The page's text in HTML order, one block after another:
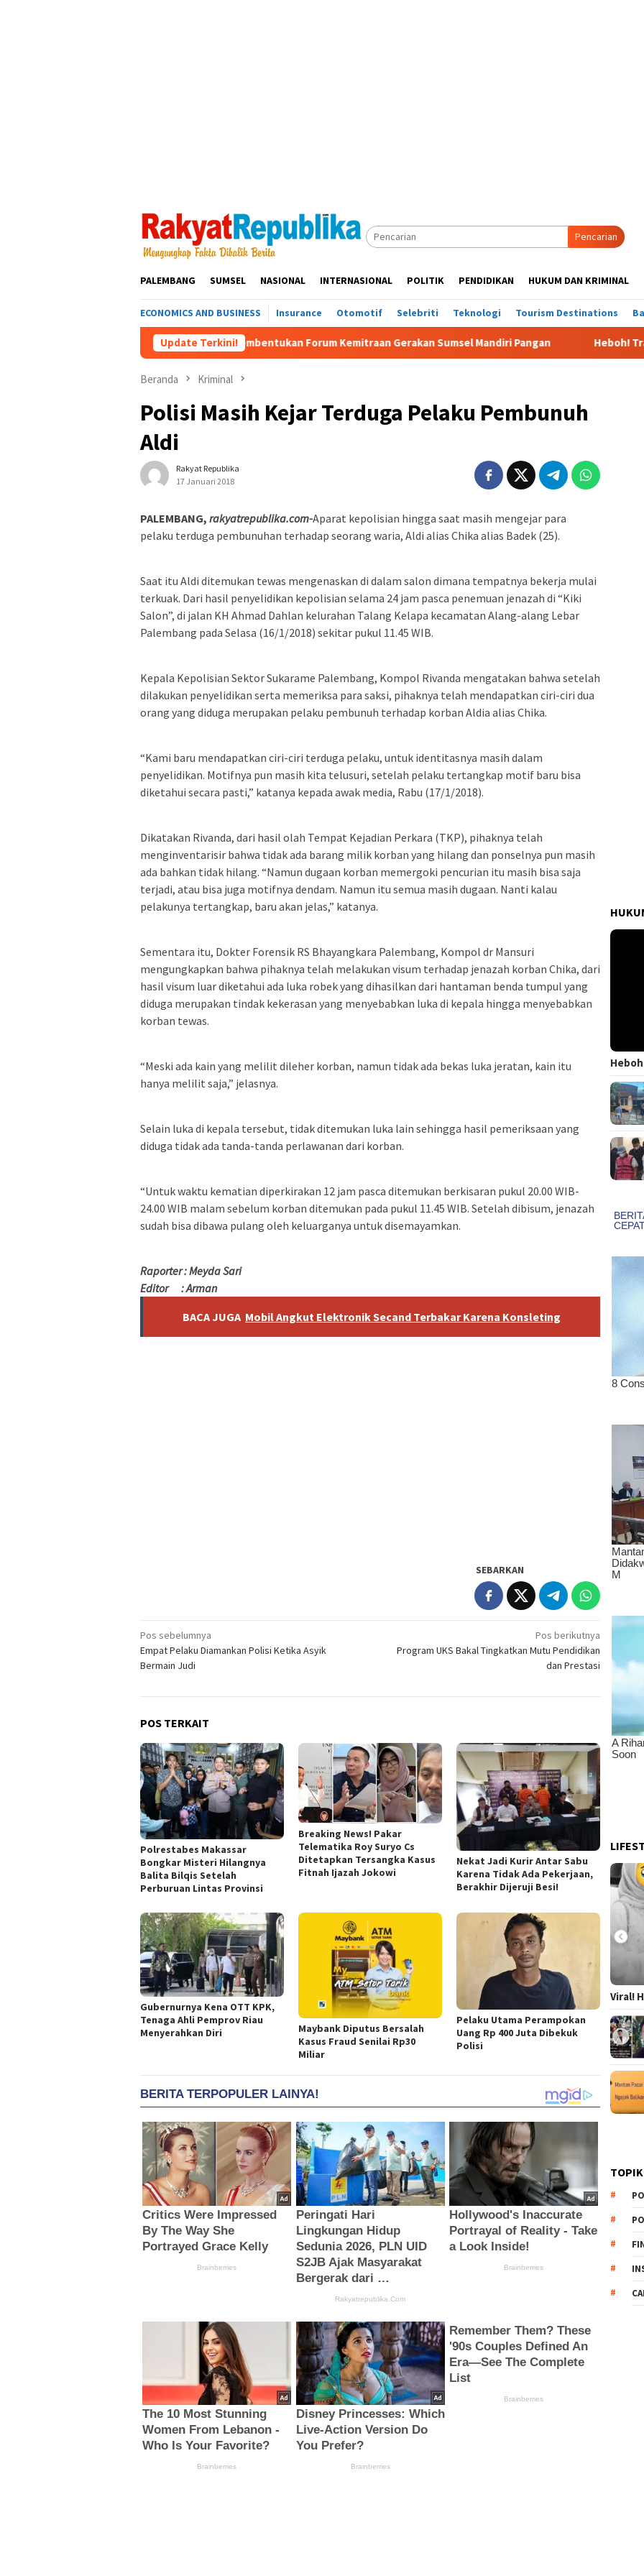
Pencarian
PALEMBANG SUMSEL NASIONAL INTERNASIONAL POLITIK PENDIDIKAN HUKUM DAN KRIMINAL
ECONOMICS AND BUSINESS Insurance Otomotif Selebriti Teknologi Tourism Destinations
Update Terkini!
Persiapan Pembentukan Forum Kemitraan Gerakan Sumsel Mandiri Pangan Heboh! Tragedi Mutilasi di
Beranda Kriminal
Polisi Masih Kejar Terduga Pelaku Pembunuh
Aldi
Rakyat Republika
17 Januari 2018
PALEMBANG, rakyatrepublika.com-Aparat kepolisian hingga saat masih mengejar para
pelaku terduga pembunuhan terhadap seorang waria, Aldi alias Chika alias Badek (25).
Saat itu Aldi ditemukan tewas mengenaskan di dalam salon dimana tempatnya bekerja mulai
terkuak. Dari hasil penyelidikan kepolisian selama 24 jam pasca penemuan jenazah di “Kiki
Salon”, di jalan KH Ahmad Dahlan kelurahan Talang Kelapa kecamatan Alang-alang Lebar
Palembang pada Selasa (16/1/2018) sekitar pukul 11.45 WIB.
Kepala Kepolisian Sektor Sukarame Palembang, Kompol Rivanda mengatakan bahwa setelah
dilakukan penyelidikan serta memeriksa para saksi, pihaknya telah mendapatkan ciri-ciri dua
orang yang diduga merupakan pelaku pembunuh terhadap korban Aldia alias Chika.
“Kami baru mendapatkan ciri-ciri terduga pelaku, untuk identitasnya masih dalam
penyelidikan. Motifnya pun masih kita telusuri, setelah pelaku tertangkap motif baru bisa
diketahui secara pasti,” katanya kepada awak media, Rabu (17/1/2018).
Dikatakan Rivanda, dari hasil olah Tempat Kejadian Perkara (TKP), pihaknya telah
menginventarisir bahwa tidak ada barang milik korban yang hilang dan ponselnya pun masih
ada bahkan tidak hilang. “Namun dugaan korban memergoki pencurian itu masih bisa saja
terjadi, atau bisa juga motifnya dendam. Namun itu semua masih dugaan. Nanti kalau
pelakunya tertangkap, baru akan jelas,” katanya.
Sementara itu, Dokter Forensik RS Bhayangkara Palembang, Kompol dr Mansuri
mengungkapkan bahwa pihaknya telah melakukan visum terhadap jenazah korban Chika, dari
hasil visum luar diketahui ada luka robek yang dihasilkan dari hantaman benda tumpul yang
diduga merupakan tindak kekerasan yang menyebabkan luka di kepala hingga menyebabkan
korban tewas.
“Meski ada kain yang melilit dileher korban, namun tidak ada bekas luka jeratan, kain itu
hanya melilit saja,” jelasnya.
Selain luka di kepala tersebut, tidak ditemukan luka lain sehingga hasil pemeriksaan yang
diduga tidak ada tanda-tanda perlawanan dari korban.
“Untuk waktu kematian diperkirakan 12 jam pasca ditemukan berkisaran pukul 20.00 WIB-
24.00 WIB malam sebelum korban ditemukan pada pukul 11.45 WIB. Setelah dibisum, jenazah
sudah bisa dibawa pulang oleh keluarganya untuk disemayamkan.
Raporter : Meyda Sari
Editor : Arman
BACA JUGA Mobil Angkut Elektronik Secand Terbakar Karena Konsleting
SEBARKAN
Navigasi
pos
Pos sebelumnya
Empat Pelaku Diamankan Polisi Ketika Asyik
Bermain Judi
Pos berikutnya
Program UKS Bakal Tingkatkan Mutu Pendidikan
dan Prestasi
POS TERKAIT
Polrestabes Makassar
Bongkar Misteri Hilangnya
Balita Bilqis Setelah
Perburuan Lintas Provinsi
Breaking News! Pakar
Telematika Roy Suryo Cs
Ditetapkan Tersangka Kasus
Fitnah Ijazah Jokowi
Nekat Jadi Kurir Antar Sabu
Karena Tidak Ada Pekerjaan,
Berakhir Dijeruji Besi!
Gubernurnya Kena OTT KPK,
Tenaga Ahli Pemprov Riau
Menyerahkan Diri
Maybank Diputus Bersalah
Kasus Fraud Senilai Rp30
Miliar
Pelaku Utama Perampokan
Uang Rp 400 Juta Dibekuk
Polisi
Viral!